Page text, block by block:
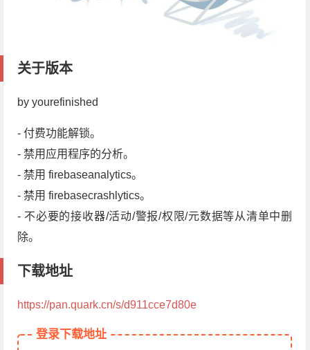
关于版本
by yourefinished
- 付费功能解锁。
- 禁用应用程序的分析。
- 禁用 firebaseanalytics。
- 禁用 firebasecrashlytics。
- 不必要的接收器/活动/警报/权限/元数据等从清单中删
除。
下载地址
https://pan.quark.cn/s/d911cce7d80e
登录下载地址